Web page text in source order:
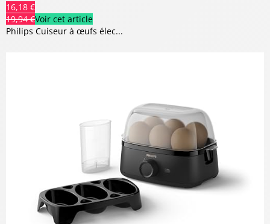
16,18 €
19,94 €Voir cet article
Philips Cuiseur à œufs élec...